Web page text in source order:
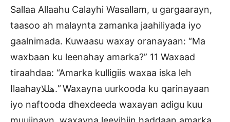
Sallaa Allaahu Calayhi Wasallam, u gargaarayn,
taasoo ah malaynta zamanka jaahiliyada iyo
gaalnimada. Kuwaasu waxay oranayaan: “Ma
waxbaan ku leenahay amarka?” 11 Waxaad
tiraahdaa: “Amarka kulligiis waxaa iska leh
Ilaahayهللا.” Waxayna uurkooda ku qarinayaan
iyo naftooda dhexdeeda waxayan adigu kuu